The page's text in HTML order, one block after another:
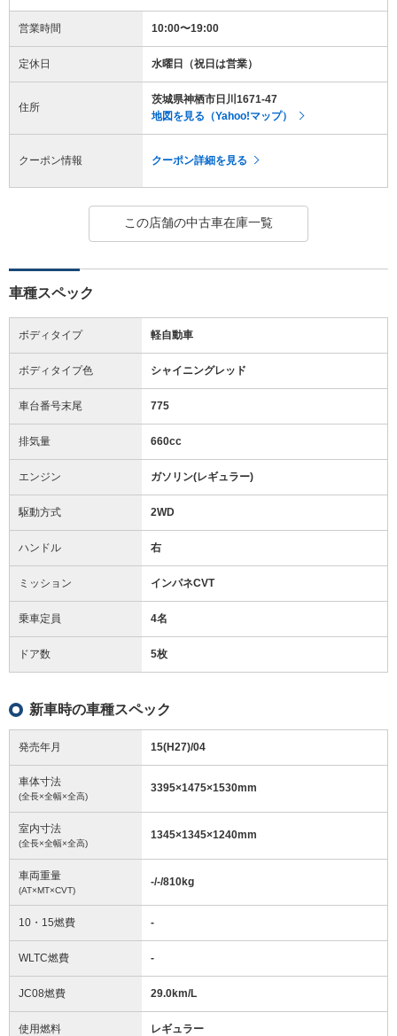
営業時間 10:00〜19:00
定休日 水曜日（祝日は営業）
住所
茨城県神栖市日川1671-47
地図を見る（Yahoo!マップ）
クーポン情報 クーポン詳細を見る
この店舗の中古車在庫一覧
車種スペック
ボディタイプ 軽自動車
ボディタイプ色 シャイニングレッド
車台番号末尾 775
排気量 660cc
エンジン ガソリン(レギュラー)
駆動方式 2WD
ハンドル 右
ミッション インパネCVT
乗車定員 4名
ドア数 5枚
新車時の車種スペック
発売年月 15(H27)/04
車体寸法
(全長×全幅×全高)
3395×1475×1530mm
室内寸法
(全長×全幅×全高)
1345×1345×1240mm
車両重量
(AT×MT×CVT)
-/-/810kg
10・15燃費 -
WLTC燃費 -
JC08燃費 29.0km/L
使用燃料 レギュラー